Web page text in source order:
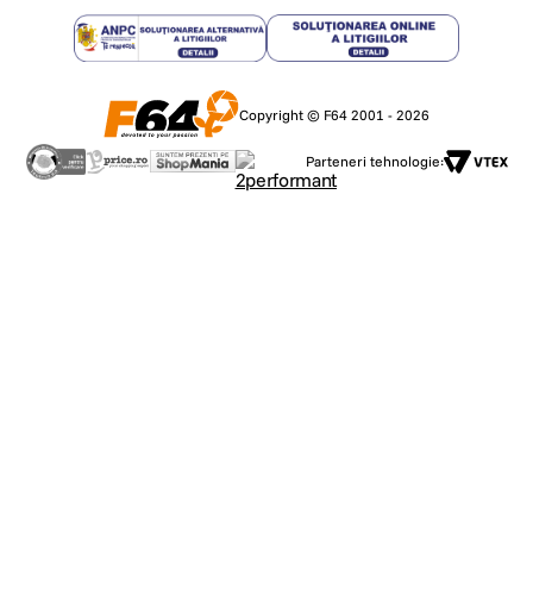
Copyright © F64 2001 - 2026
Parteneri tehnologie: